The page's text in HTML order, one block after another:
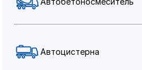
Автоцистерна